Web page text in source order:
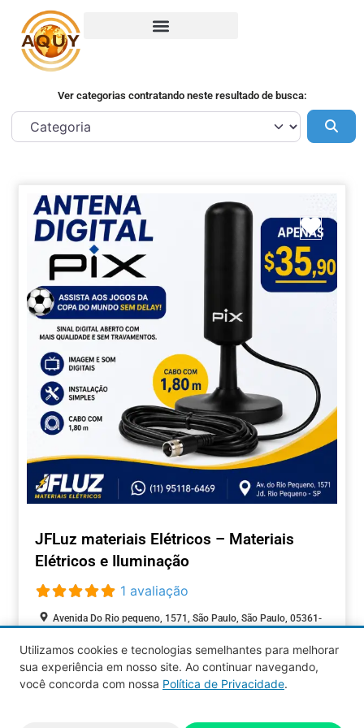
Ver categorias contratando neste resultado de busca:
JFLuz materiais Elétricos – Materiais
Elétricos e Iluminação
1 avaliação
Avenida Do Rio pequeno, 1571, São Paulo, São Paulo, 05361-
COMÉRCIOS Aberto agora:
Utilizamos cookies e tecnologias semelhantes para melhorar
sua experiência em nosso site. Ao continuar navegando,
você concorda com nossa Política de Privacidade.